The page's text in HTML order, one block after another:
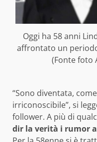
Oggi ha 58 anni
affrontato un
(Fonte foto
“Sono diventata,
irriconoscibile”, si
follower. A più di
dir la verità i rumor